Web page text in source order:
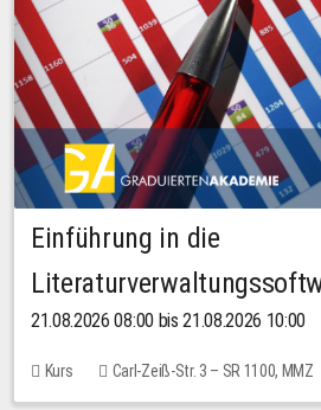
Einführung in die
21.08.2026 08:00 bis 21.08.2026 10:00
Kurs Carl-Zeiß-Str. 3 – SR 1100, MMZ
10,00 EUR